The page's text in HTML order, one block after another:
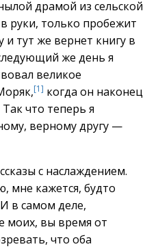
драмой из сельской
руки, только пробежит
тут же вернет книгу в
же день я
великое
[1] когда он наконец
Так что теперь я
верному другу —
с наслаждением.
мне кажется, будто
в самом деле,
моих, вы время от
что оба